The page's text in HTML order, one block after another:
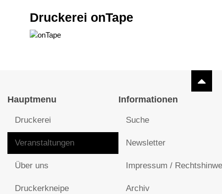
Druckerei onTape
Hauptmenu
Druckerei
Veranstaltungen
Über uns
Druckerkneipe
Informationen
Suche
Newsletter
Impressum /
Archiv